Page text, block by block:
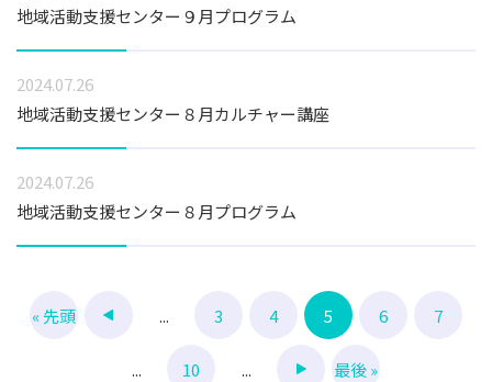
地域活動支援センター９月プログラム
2024.07.26
地域活動支援センター８月カルチャー講座
2024.07.26
地域活動支援センター８月プログラム
« 先頭 ... 3 4 5 6 7
... 10 ... 最後 »